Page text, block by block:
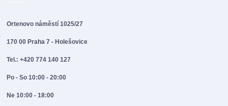
Ortenovo náměstí 1025/27
170 00 Praha 7 - Holešovice
Tel.: +420 774 140 127
Po - So 10:00 - 20:00
Ne 10:00 - 18:00